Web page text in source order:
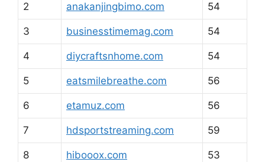
2 anakanjingbimo.com 54
3 businesstimemag.com 54
4 diycraftsnhome.com 54
5 eatsmilebreathe.com 56
6 etamuz.com 56
7 hdsportstreaming.com 59
8 hibooox.com 53